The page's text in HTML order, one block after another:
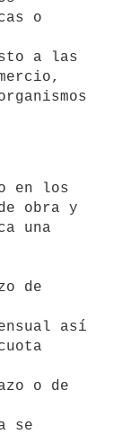
o
a las
obra y
una
de
así
o de
se